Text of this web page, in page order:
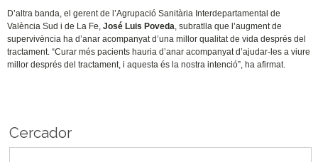
D’altra banda, el gerent de l’Agrupació Sanitària Interdepartamental de
València Sud i de La Fe,José Luis Poveda , subratlla que l’augment de
supervivència ha d’anar acompanyat d’una millor qualitat de vida després del
tractament. “Curar més pacients hauria d’anar acompanyat d’ajudar-les a viure
millor després del tractament, i aquesta és la nostra intenció”, ha afirmat.
Cercador